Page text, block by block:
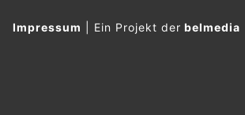
Impressum Ein Projekt derbelmedia